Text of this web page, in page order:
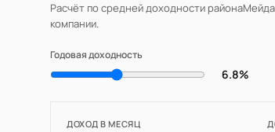
Расчёт по средней доходности района
компании.
Годовая доходность
6.8%
ДОХОД В МЕСЯЦ